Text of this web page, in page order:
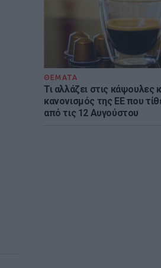
ΘΕΜΑΤΑ
Τι αλλάζει στις κάψουλες
κανονισμός της ΕΕ που
από τις 12 Αυγούστου